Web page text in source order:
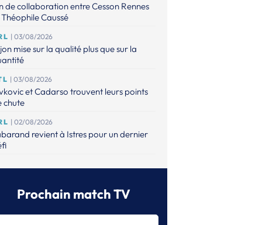
de collaboration entre Cesson Rennes
Caussé
| 03/08/2026
mise sur la qualité plus que sur la
| 03/08/2026
et Cadarso trouvent leurs points
chute
| 02/08/2026
revient à Istres pour un dernier
| 01/08/2026
Prochain match TV